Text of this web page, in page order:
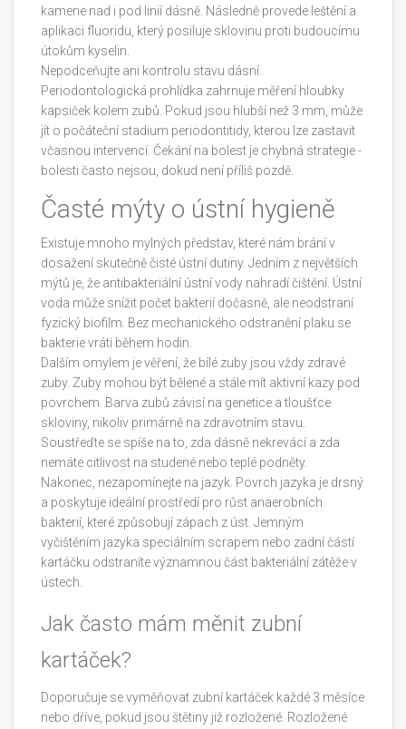
kamene nad i pod linií dásně. Následně provede leštění a
aplikaci fluoridu, který posiluje sklovinu proti budoucímu
útokům kyselin.
Nepodceňujte ani kontrolu stavu dásní.
Periodontologická prohlídka zahrnuje měření hloubky
kapsiček kolem zubů. Pokud jsou hlubší než 3 mm, může
jít o počáteční stadium periodontitidy, kterou lze zastavit
včasnou intervencí. Čekání na bolest je chybná strategie -
bolesti často nejsou, dokud není příliš pozdě.
Časté mýty o ústní hygieně
Existuje mnoho mylných představ, které nám brání v
dosažení skutečně čisté ústní dutiny. Jedním z největších
mýtů je, že antibakteriální ústní vody nahradí čištění. Ústní
voda může snížit počet bakterií dočasně, ale neodstraní
fyzický biofilm. Bez mechanického odstranění plaku se
bakterie vrátí během hodin.
Dalším omylem je věření, že bílé zuby jsou vždy zdravé
zuby. Zuby mohou být bělené a stále mít aktivní kazy pod
povrchem. Barva zubů závisí na genetice a tloušťce
skloviny, nikoliv primárně na zdravotním stavu.
Soustřeďte se spíše na to, zda dásně nekrevácí a zda
nemáte citlivost na studené nebo teplé podněty.
Nakonec, nezapomínejte na jazyk. Povrch jazyka je drsný
a poskytuje ideální prostředí pro růst anaerobních
bakterií, které způsobují zápach z úst. Jemným
vyčištěním jazyka speciálním scrapem nebo zadní částí
kartáčku odstraníte významnou část bakteriální zátěže v
ústech.
Jak často mám měnit zubní
kartáček?
Doporučuje se vyměňovat zubní kartáček každé 3 měsíce
nebo dříve, pokud jsou štětiny již rozložené. Rozložené